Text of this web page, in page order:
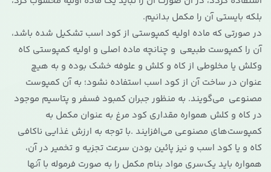
بلکه بایستی آن را مکمل بدانیم.
در صورتی که ماده اولیه کمپوستی از کود اسب تشکیل شده باشد،
آن را کمپوست طبیعی و چنانچه ماده اصلی و اولیه کمپوستی کاه
وکلش یا مخلوطی از کاه و کلش و علوفه خشک بوده و به هیچ
عنوان در ساخت آن از کود اسب استفاده نشود؛ به آن کمپوست
مصنوعی می‌گویند. به منظور جبران کمبود فسفر و پتاسیم موجود
در کاه و کلش همواره مقداری کود مرغ به عنوان مکمل به
کمپوست‌های مصنوعی می‌افزایند .با توجه به ارزش غذایی ناکافی
کاه و یا کود اسب و نیز پائین بودن سرعت تجزیه و تخمیر در آن،
همواره باید یک‌سری مواد بنام مکمل را به صورت فرموله با آنها